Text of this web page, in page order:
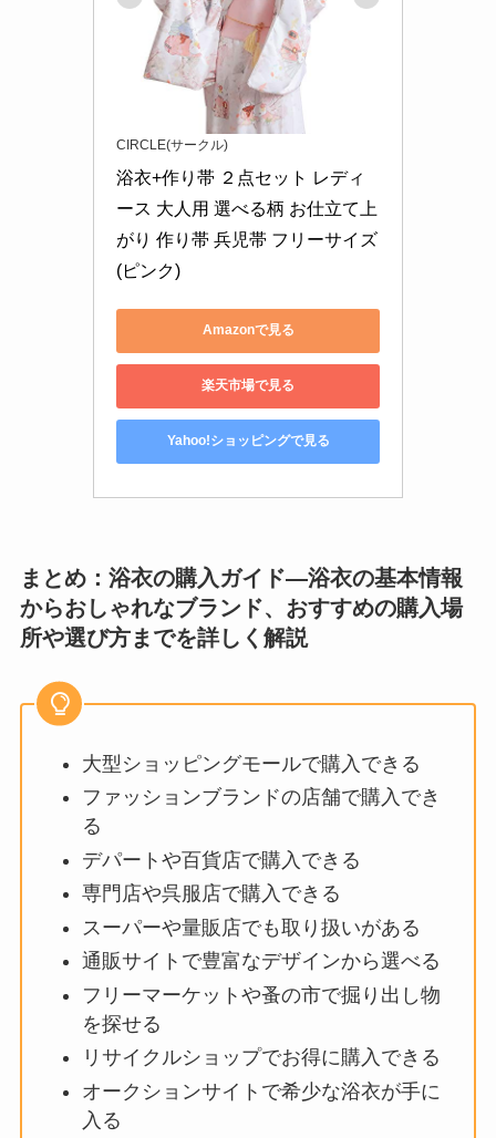
CIRCLE(サークル)
浴衣+作り帯 ２点セット レディ
ース 大人用 選べる柄 お仕立て上
がり 作り帯 兵児帯 フリーサイズ
(ピンク)
Amazonで見る
楽天市場で見る
Yahoo!ショッピングで見る
まとめ：浴衣の購入ガイド—浴衣の基本情報
からおしゃれなブランド、おすすめの購入場
所や選び方までを詳しく解説
大型ショッピングモールで購入できる
ファッションブランドの店舗で購入でき
る
デパートや百貨店で購入できる
専門店や呉服店で購入できる
スーパーや量販店でも取り扱いがある
通販サイトで豊富なデザインから選べる
フリーマーケットや蚤の市で掘り出し物
を探せる
リサイクルショップでお得に購入できる
オークションサイトで希少な浴衣が手に
入る